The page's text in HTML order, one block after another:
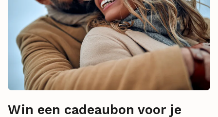
Win een cadeaubon voor je